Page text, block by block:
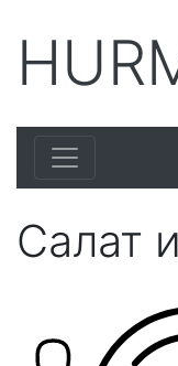
Салат